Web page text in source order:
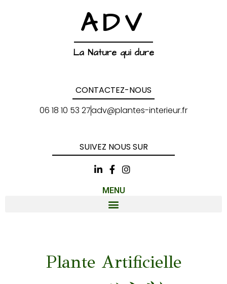
ADV
La Nature qui dure
CONTACTEZ-NOUS
06 18 10 53 27adv@plantes-interieur.fr
SUIVEZ NOUS SUR
MENU
Plante Artificielle